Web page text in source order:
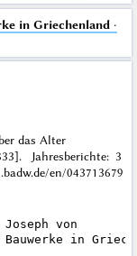
in Griechenland·
das Alter
Jahresberichte: 3
en/043713679
von
in